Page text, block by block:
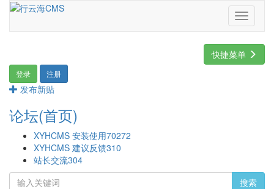
Toggle
快捷菜单
登录 注册
发布新贴
论坛(首页)
XYHCMS 安装使用70272
XYHCMS 建议反馈310
站长交流304
搜索